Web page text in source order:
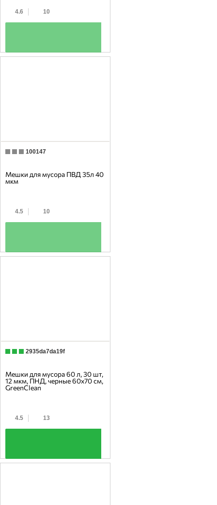
4.6 10
100147
Мешки для мусора ПВД 35л 40
мкм
4.5 10
2935da7da19f
Мешки для мусора 60 л, 30 шт,
12 мкм, ПНД, черные 60х70 см,
GreenClean
4.5 13